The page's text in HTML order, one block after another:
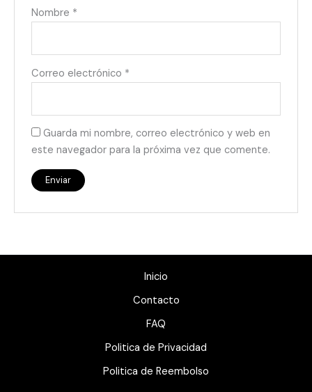
Nombre *
Correo electrónico *
Guarda mi nombre, correo electrónico y web en
este navegador para la próxima vez que comente.
Inicio
Contacto
FAQ
Politica de Privacidad
Politica de Reembolso